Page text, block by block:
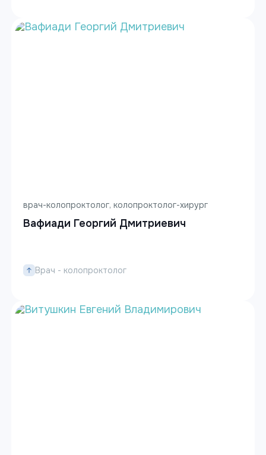
врач-колопроктолог, колопроктолог-хирург
Вафиади Георгий Дмитриевич
Врач - колопроктолог